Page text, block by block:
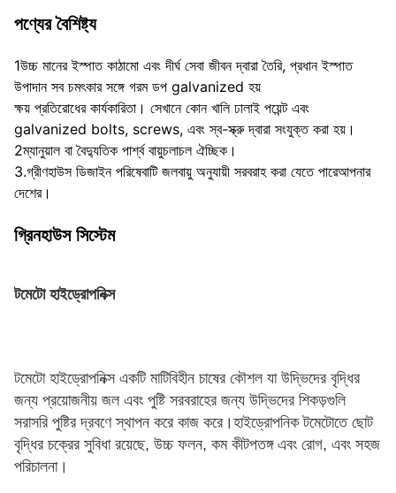
পণ্যের বৈশিষ্ট্য
1উচ্চ মানের ইস্পাত কাঠামো এবং দীর্ঘ সেবা জীবন দ্বারা তৈরি, প্রধান ইস্পাত
উপাদান সব চমৎকার সঙ্গে গরম ডপ galvanized হয়
ক্ষয় প্রতিরোধের কার্যকারিতা। সেখানে কোন খালি ঢালাই পয়েন্ট এবং
galvanized bolts, screws, এবং স্ব-স্ক্রু দ্বারা সংযুক্ত করা হয়।
2ম্যানুয়াল বা বৈদ্যুতিক পার্শ্ব বায়ুচলাচল ঐচ্ছিক।
3.গ্রীণহাউস ডিজাইন পরিষেবাটি জলবায়ু অনুযায়ী সরবরাহ করা যেতে পারেআপনার
দেশের।
গ্রিনহাউস সিস্টেম
টমেটো হাইড্রোপনিক্স
টমেটো হাইড্রোপনিক্স একটি মাটিবিহীন চাষের কৌশল যা উদ্ভিদের বৃদ্ধির
জন্য প্রয়োজনীয় জল এবং পুষ্টি সরবরাহের জন্য উদ্ভিদের শিকড়গুলি
সরাসরি পুষ্টির দ্রবণে স্থাপন করে কাজ করে।হাইড্রোপনিক টমেটোতে ছোট
বৃদ্ধির চক্রের সুবিধা রয়েছে, উচ্চ ফলন, কম কীটপতঙ্গ এবং রোগ, এবং সহজ
পরিচালনা।